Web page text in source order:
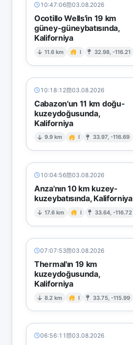
10:47:06 03.08.2026
Ocotillo Wells'in 19 km
güney-güneybatısında,
Kaliforniya
11.6 km I 32.98, -116.21
10:18:12 03.08.2026
Cabazon'un 11 km doğu-
kuzeydoğusunda,
Kaliforniya
9.9 km I 33.97, -116.69
10:04:56 03.08.2026
Anza'nın 10 km kuzey-
kuzeybatısında, Kaliforniya
17.6 km I 33.64, -116.72
07:07:53 03.08.2026
Thermal'ın 19 km
kuzeydoğusunda,
Kaliforniya
8.2 km I 33.75, -115.99
06:56:11 03.08.2026